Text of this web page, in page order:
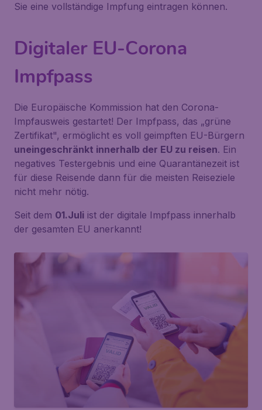
Sie eine vollständige Impfung eintragen können.
Digitaler EU-Corona
Impfpass
Die Europäische Kommission hat den Corona-
Impfausweis gestartet! Der Impfpass, das „grüne
Zertifikat", ermöglicht es voll geimpften EU-Bürgern
uneingeschränkt innerhalb der EU zu reisen. Ein
negatives Testergebnis und eine Quarantänezeit ist
für diese Reisende dann für die meisten Reiseziele
nicht mehr nötig.
Seit dem 01.Juli ist der digitale Impfpass innerhalb
der gesamten EU anerkannt!